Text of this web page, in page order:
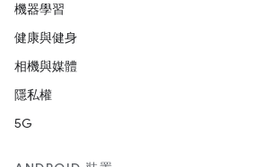
機器學習
健康與健身
相機與媒體
隱私權
5G